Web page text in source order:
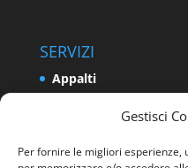
Gestisci
Per fornire le migliori esperienze,
SERVIZI
Appalti
Impresa